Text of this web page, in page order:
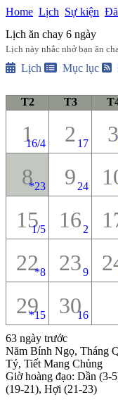
Home Lịch Sự kiện
Lịch ăn chay 6 ngày
Lịch này nhắc nhở bạn ăn
Lịch Mục lục
T2
T3
1
16/4 2 17 3
8
*23 9 24
151/5 16 2
22
*8 239
29
*15 3016
63 ngày trước
Năm Bính Ngọ, Tháng
Tý, Tiết Mang Chủng
Giờ hoàng đạo: Dần (3-
(19-21), Hợi (21-23)